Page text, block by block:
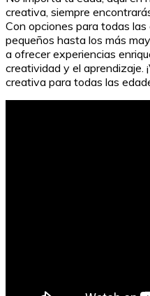
creativa, siempre
Con opciones para todas
pequeños hasta los más
a ofrecer experiencias
creatividad y el aprendizaje.
creativa para todas las